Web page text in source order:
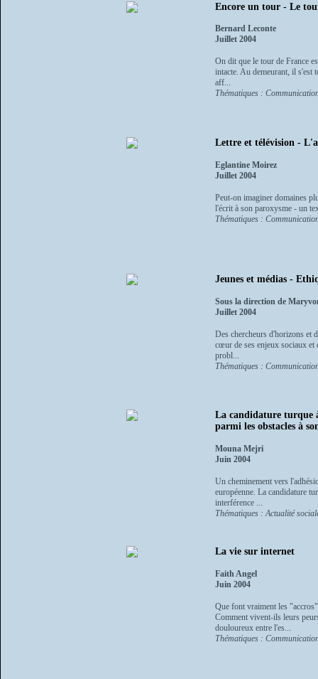
Encore un tour - Le
Bernard Leconte
Juillet 2004
On dit que le tour de France
intacte. Au demeurant, il s'est
aff...
Thématiques :
Lettre et télévision -
Eglantine Moirez
Juillet 2004
Peut-on imaginer domaines
l'écrit à son paroxysme - un
Thématiques :
Jeunes et médias -
Sous la direction de
Juillet 2004
Des chercheurs d'horizons et
cœur de ses enjeux sociaux et
probl...
Thématiques :
La candidature turque
parmi les obstacles à
Mouna Mejri
Juin 2004
Un cheminement vers
européenne. La candidature
interférence ...
Thématiques : Actualité
La vie sur internet
Faith Angel
Juin 2004
Que font vraiment les
Comment vivent-ils leurs
douloureux entre l'es...
Thématiques :